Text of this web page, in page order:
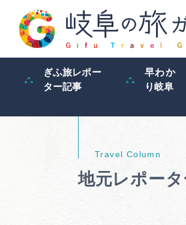
ぎふ旅レポー
ター記事
早わか
り岐阜
地元レポー